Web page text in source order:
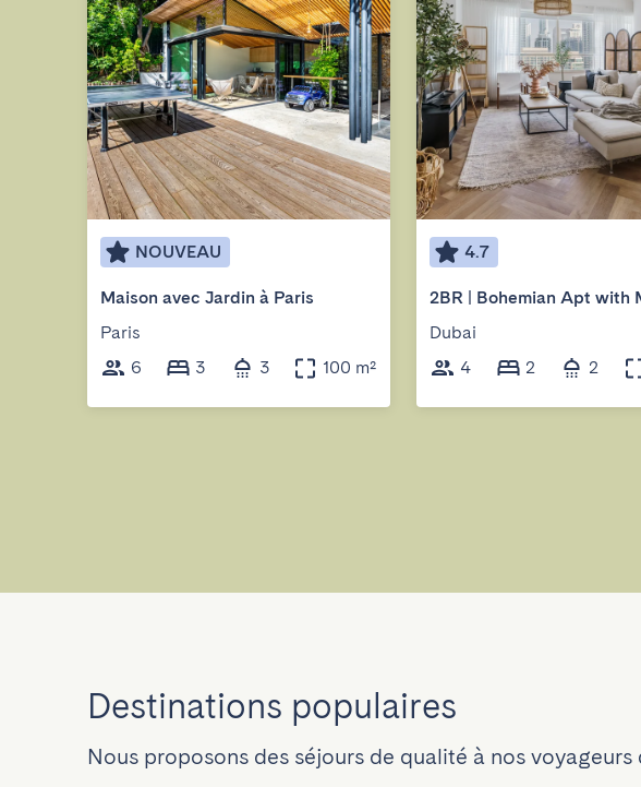
NOUVEAU
Maison avec Jardin à Paris
Paris
6
3 3 100 m²
4.7
Dubai
4
2 2
Destinations populaires
Nous proposons des séjours de qualité à nos